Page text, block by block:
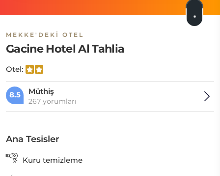
MEKKE'DEKI OTEL
Gacine Hotel Al Tahlia
Otel:
8.5 Müthiş
267 yorumları
Ana Tesisler
Kuru temizleme